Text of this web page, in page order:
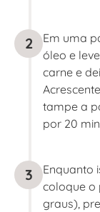
2
Em uma
óleo e
carne e
tampe a
por 20
3
Enquanto
coloque o
graus),